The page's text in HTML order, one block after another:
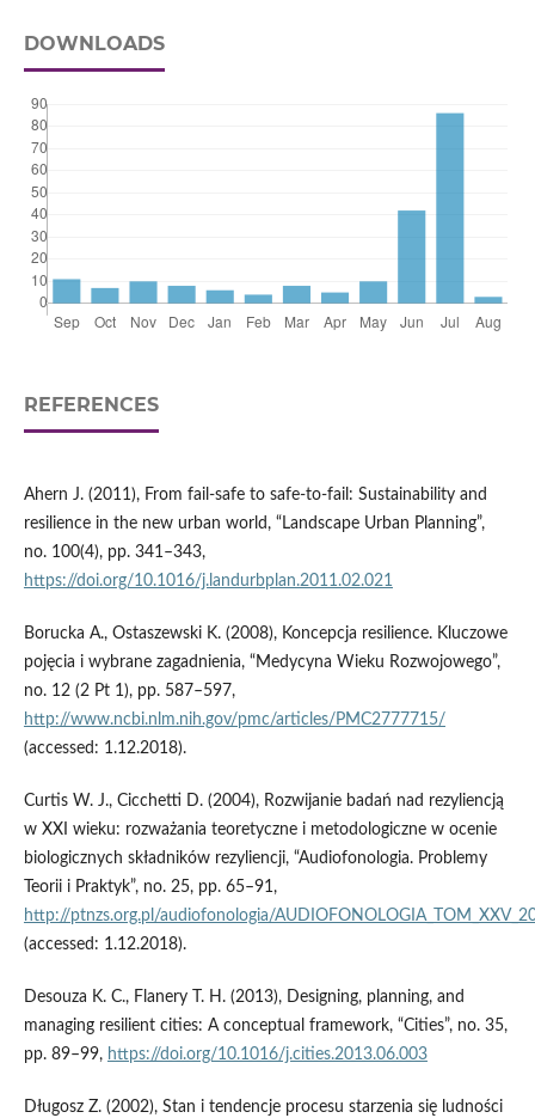
DOWNLOADS
REFERENCES
Ahern J. (2011), From fail‑safe to safe‑to‑fail: Sustainability and
resilience in the new urban world, “Landscape Urban Planning”,
no. 100(4), pp. 341–343,
https://doi.org/10.1016/j.landurbplan.2011.02.021
Borucka A., Ostaszewski K. (2008), Koncepcja resilience. Kluczowe
pojęcia i wybrane zagadnienia, “Medycyna Wieku Rozwojowego”,
no. 12 (2 Pt 1), pp. 587–597,
http://www.ncbi.nlm.nih.gov/pmc/articles/PMC2777715/
(accessed: 1.12.2018).
Curtis W. J., Cicchetti D. (2004), Rozwijanie badań nad rezyliencją
w XXI wieku: rozważania teoretyczne i metodologiczne w ocenie
biologicznych składników rezyliencji, “Audiofonologia. Problemy
Teorii i Praktyk”, no. 25, pp. 65–91,
http://ptnzs.org.pl/audiofonologia/
(accessed: 1.12.2018).
Desouza K. C., Flanery T. H. (2013), Designing, planning, and
managing resilient cities: A conceptual framework, “Cities”, no. 35,
pp. 89–99, https://doi.org/10.1016/j.cities.2013.06.003
Długosz Z. (2002), Stan i tendencje procesu starzenia się ludności